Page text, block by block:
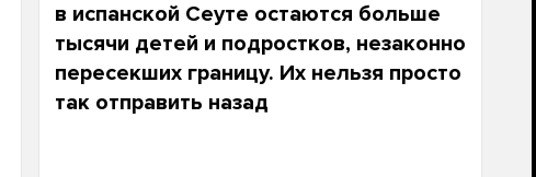
в испанской Сеуте остаются больше
тысячи детей и подростков, незаконно
пересекших границу. Их нельзя просто
так отправить назад